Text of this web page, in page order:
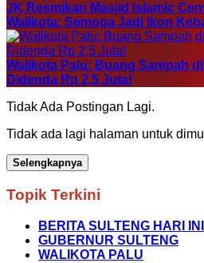
JK Resmikan Masjid Islamic
Walikota: Semoga Jadi Ikon
Walikota Palu: Buang Sampah
Didenda Rp 2,5 Juta!
Tidak Ada Postingan Lagi.
Tidak ada lagi halaman untuk
Selengkapnya
Topik Terkini
BERITA SULTENG HARI INI
GUBERNUR SULTENG
WALIKOTA PALU